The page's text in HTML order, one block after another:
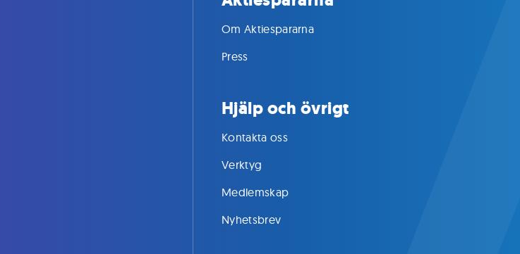
Om Aktiespararna
Press
Hjälp och övrigt
Kontakta oss
Verktyg
Medlemskap
Nyhetsbrev